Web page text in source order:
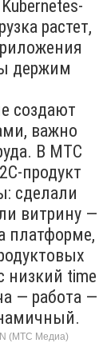
растет,
держим
создают
важно
В МТС
продукт
сделали
витрину —
платформе,
низкий time
— работа —
(МТС Медиа)